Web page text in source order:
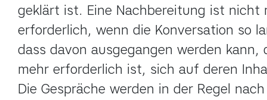
geklärt ist. Eine Nachbereitung ist nicht
erforderlich, wenn die Konversation so
dass davon ausgegangen werden kann,
mehr erforderlich ist, sich auf deren
Die Gespräche werden in der Regel